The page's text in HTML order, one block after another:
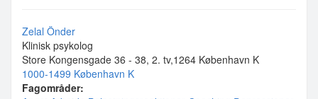
Zelal Önder
Klinisk psykolog
Store Kongensgade 36 - 38, 2. tv,1264 København K
1000-1499 København K
Fagområder: